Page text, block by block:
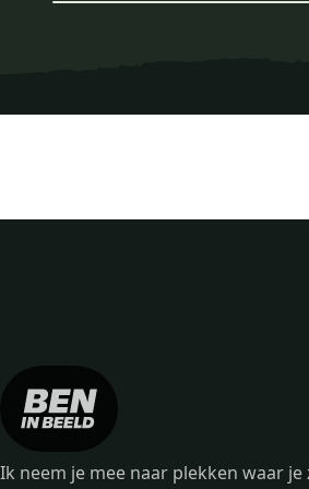
Ik neem je mee naar plekken waar